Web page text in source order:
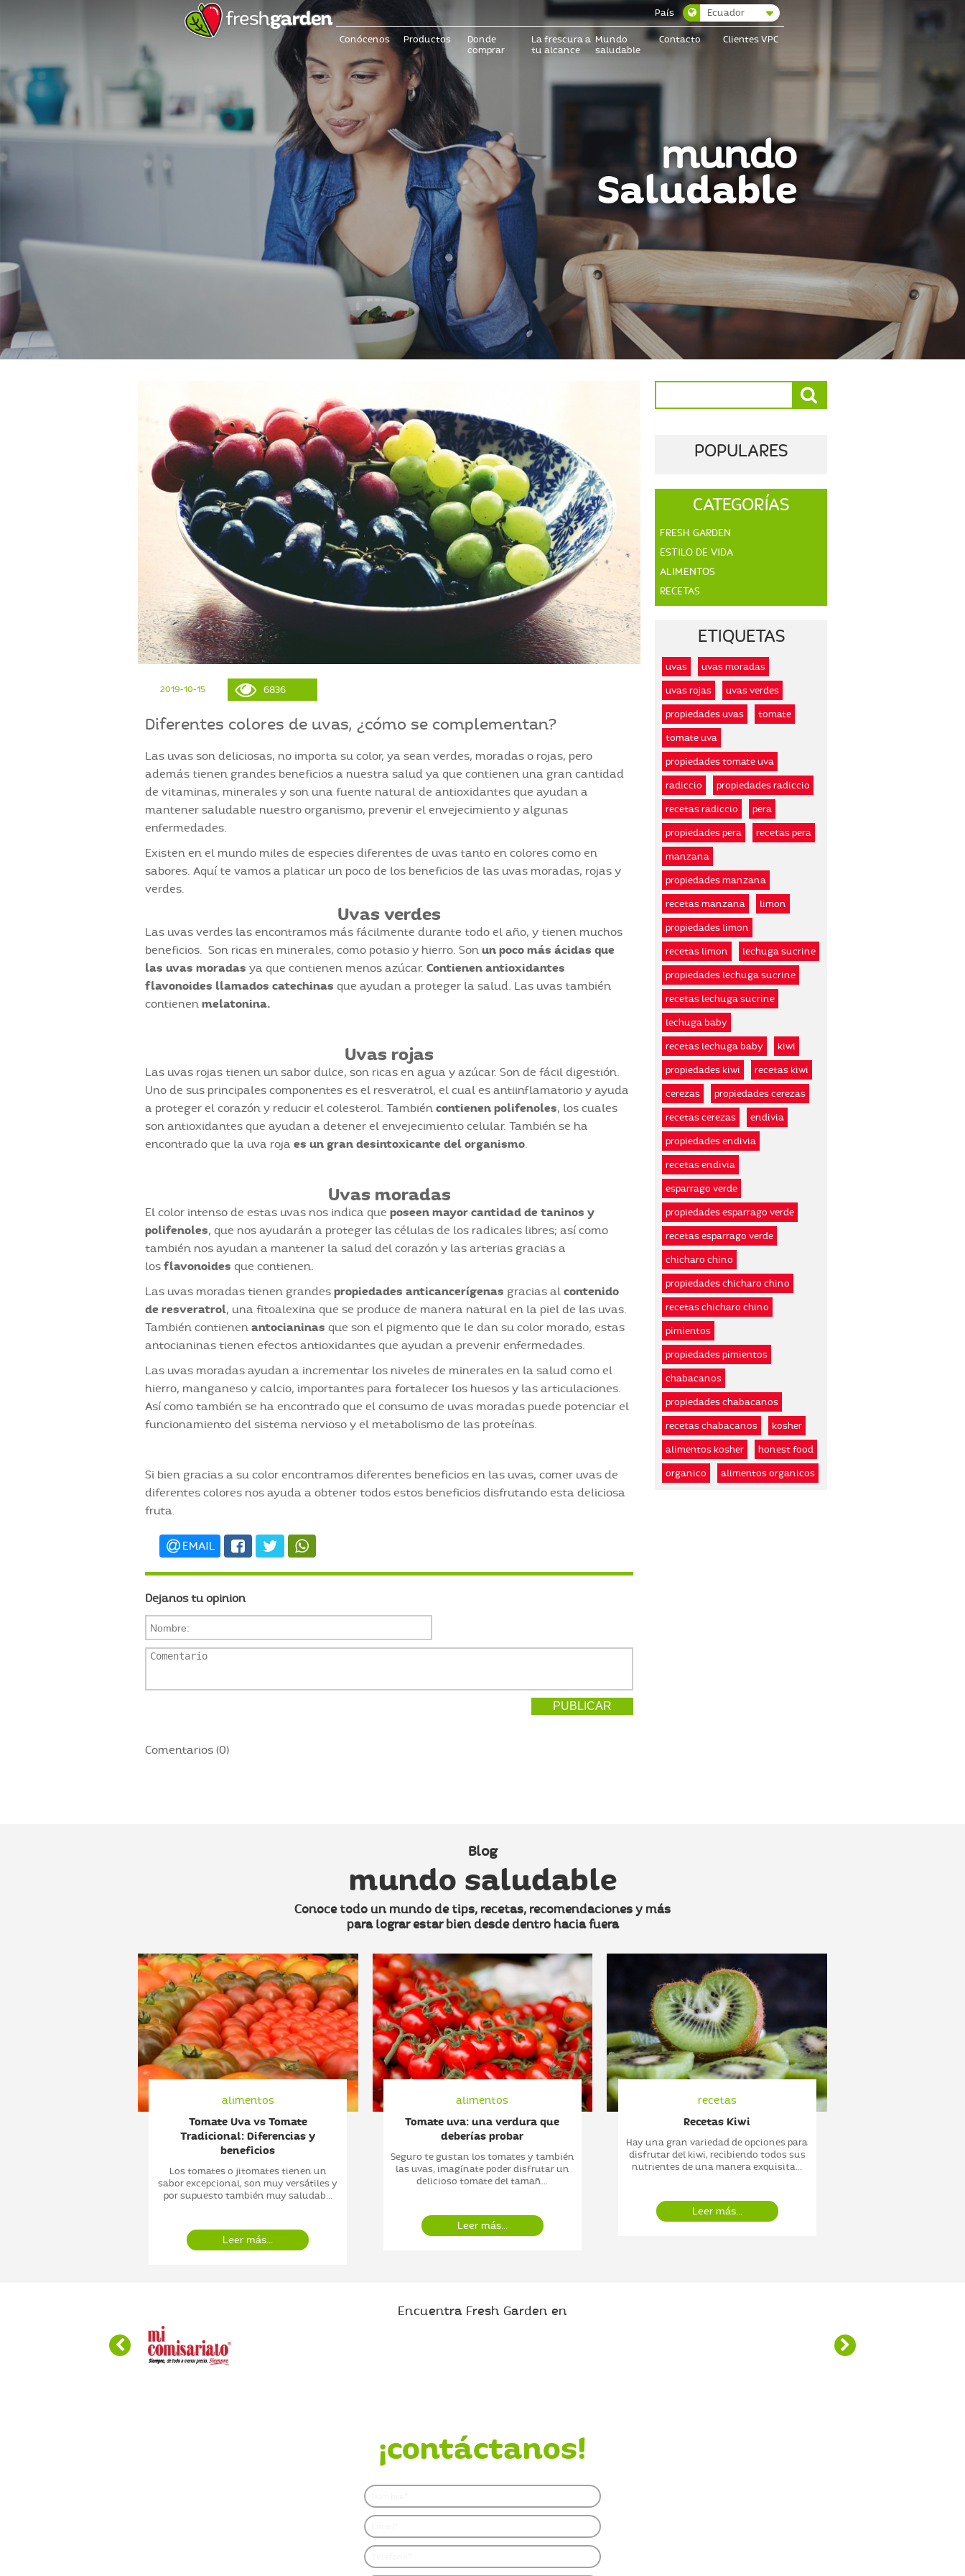
País Ecuador
Conócenos Productos
Donde
comprar
La frescura a
tu alcance
Mundo
saludable
Contacto Clientes VPC
mundo
Saludable
2019-10-15 6836
Diferentes colores de uvas, ¿cómo se complementan?
Las uvas son deliciosas, no importa su color, ya sean verdes, moradas o rojas, pero
además tienen grandes beneficios a nuestra salud ya que contienen una gran cantidad
de vitaminas, minerales y son una fuente natural de antioxidantes que ayudan a
mantener saludable nuestro organismo, prevenir el envejecimiento y algunas
enfermedades.
Existen en el mundo miles de especies diferentes de uvas tanto en colores como en
sabores. Aquí te vamos a platicar un poco de los beneficios de las uvas moradas, rojas y
verdes.
Uvas verdes
Las uvas verdes las encontramos más fácilmente durante todo el año, y tienen muchos
beneficios. Son ricas en minerales, como potasio y hierro. Son un poco más ácidas que
las uvas moradas ya que contienen menos azúcar. Contienen antioxidantes
flavonoides llamados catechinas que ayudan a proteger la salud. Las uvas también
contienen melatonina.
Uvas rojas
Las uvas rojas tienen un sabor dulce, son ricas en agua y azúcar. Son de fácil digestión.
Uno de sus principales componentes es el resveratrol, el cual es antiinflamatorio y ayuda
a proteger el corazón y reducir el colesterol. También contienen polifenoles, los cuales
son antioxidantes que ayudan a detener el envejecimiento celular. También se ha
encontrado que la uva roja es un gran desintoxicante del organismo.
Uvas moradas
El color intenso de estas uvas nos indica que poseen mayor cantidad de taninos y
polifenoles, que nos ayudarán a proteger las células de los radicales libres; así como
también nos ayudan a mantener la salud del corazón y las arterias gracias a
los flavonoides que contienen.
Las uvas moradas tienen grandes propiedades anticancerígenas gracias al contenido
de resveratrol, una fitoalexina que se produce de manera natural en la piel de las uvas.
También contienen antocianinas que son el pigmento que le dan su color morado, estas
antocianinas tienen efectos antioxidantes que ayudan a prevenir enfermedades.
Las uvas moradas ayudan a incrementar los niveles de minerales en la salud como el
hierro, manganeso y calcio, importantes para fortalecer los huesos y las articulaciones.
Así como también se ha encontrado que el consumo de uvas moradas puede potenciar el
funcionamiento del sistema nervioso y el metabolismo de las proteínas.
Si bien gracias a su color encontramos diferentes beneficios en las uvas, comer uvas de
diferentes colores nos ayuda a obtener todos estos beneficios disfrutando esta deliciosa
fruta.
EMAIL
Dejanos tu opinion
Comentarios (0)
POPULARES
CATEGORÍAS
FRESH GARDEN
ESTILO DE VIDA
ALIMENTOS
RECETAS
ETIQUETAS
uvas
uvas moradas
uvas rojas
uvas verdes
propiedades uvas
tomate
tomate uva
propiedades tomate uva
radiccio
propiedades radiccio
recetas radiccio
pera
propiedades pera
recetas pera
manzana
propiedades manzana
recetas manzana
limon
propiedades limon
recetas limon
lechuga sucrine
propiedades lechuga sucrine
recetas lechuga sucrine
lechuga baby
recetas lechuga baby
kiwi
propiedades kiwi
recetas kiwi
cerezas
propiedades cerezas
recetas cerezas
endivia
propiedades endivia
recetas endivia
esparrago verde
propiedades esparrago verde
recetas esparrago verde
chicharo chino
propiedades chicharo chino
recetas chicharo chino
pimientos
propiedades pimientos
chabacanos
propiedades chabacanos
recetas chabacanos
kosher
alimentos kosher
honest food
organico
alimentos organicos
Blog
mundo saludable
Conoce todo un mundo de tips, recetas, recomendaciones y más
para lograr estar bien desde dentro hacia fuera
alimentos
Tomate Uva vs Tomate
Tradicional: Diferencias y
beneficios
Los tomates o jitomates tienen un
sabor excepcional, son muy versátiles y
por supuesto también muy saludab...
Leer más...
alimentos
Tomate uva: una verdura que
deberías probar
Seguro te gustan los tomates y también
las uvas, imagínate poder disfrutar un
delicioso tomate del tamañ...
Leer más...
recetas
Recetas Kiwi
Hay una gran variedad de opciones para
disfrutar del kiwi, recibiendo todos sus
nutrientes de una manera exquisita...
Leer más...
Encuentra Fresh Garden en
¡contáctanos!